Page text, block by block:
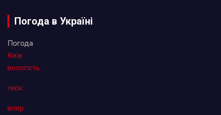
Погода в Україні
Погода
Київ
вологість:
тиск:
вітер: